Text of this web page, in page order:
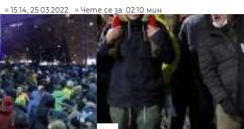
15:14, 25.03.2022 Чете се за: 02:10 мин.